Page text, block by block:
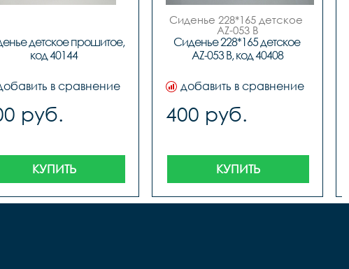
детское прошитое,
код 40144
в сравнение
руб.
КУПИТЬ
Сиденье 228*165 детское
AZ-053 B
код.40408
Сиденье 228*165 детское
AZ-053 B, код 40408
добавить в сравнение
400 руб.
КУПИТЬ